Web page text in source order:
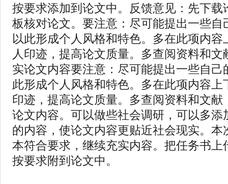
按要求添加到论文中。反馈意见：先下载
板核对论文。要注意：尽可能提出一些自
以此形成个人风格和特色。多在此项内容
人印迹，提高论文质量。多查阅资料和
实论文内容要注意：尽可能提出一些自己
此形成个人风格和特色。多在此项内容上
印迹，提高论文质量。多查阅资料和文献
论文内容。可以做些社会调研，可以多添
的内容，使论文内容更贴近社会现实。本
本符合要求，继续充实内容。把任务书上
按要求附到论文中。